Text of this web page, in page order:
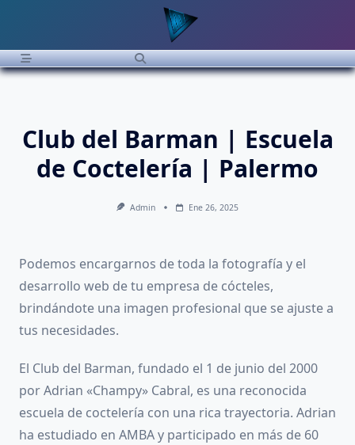
contenido
Club del Barman | Escuela
de Coctelería | Palermo
Admin Ene 26, 2025
Podemos encargarnos de toda la fotografía y el
desarrollo web de tu empresa de cócteles,
brindándote una imagen profesional que se ajuste a
tus necesidades.
El Club del Barman, fundado el 1 de junio del 2000
por Adrian «Champy» Cabral, es una reconocida
escuela de coctelería con una rica trayectoria. Adrian
ha estudiado en AMBA y participado en más de 60